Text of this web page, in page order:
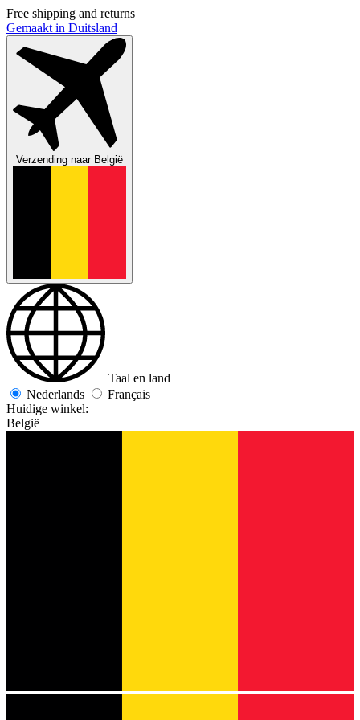
Free shipping and returns
Gemaakt in Duitsland
Verzending naarBelgië
Taal en land
Nederlands
Français
Huidige winkel:
België